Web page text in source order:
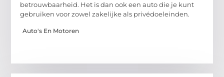
betrouwbaarheid. Het is dan ook een auto die je kunt
gebruiken voor zowel zakelijke als privédoeleinden.
Auto's En Motoren